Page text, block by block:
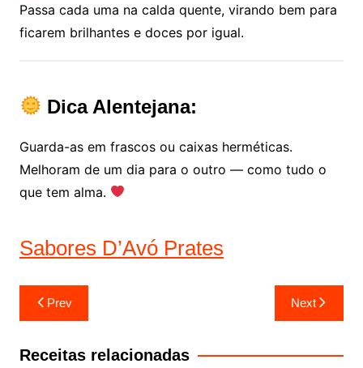
Passa cada uma na calda quente, virando bem para
ficarem brilhantes e doces por igual.
Dica Alentejana:
Guarda-as em frascos ou caixas herméticas.
Melhoram de um dia para o outro — como tudo o
que tem alma.
Sabores D’Avó Prates
Navegação
de
artigos
Prev Next
Receitas relacionadas